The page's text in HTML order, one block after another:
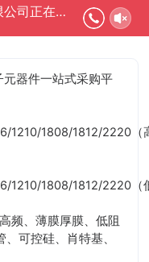
深圳市昂洋科技有限公司正在为您服务
器件一站式采购平
1210/1808/1812/2220（
1210/1808/1812/2220（
频、薄膜厚膜、低阻
可控硅、肖特基、